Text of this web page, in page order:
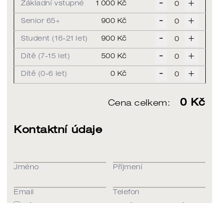
Základní vstupné 1 000 Kč - +
Senior 65+ 900 Kč - +
Student (16-21 let) 900 Kč - +
Dítě (7-15 let) 500 Kč - +
Dítě (0-6 let) 0 Kč - +
Cena celkem: 0 Kč
Kontaktní údaje
Jméno Příjmení
Email
Telefon